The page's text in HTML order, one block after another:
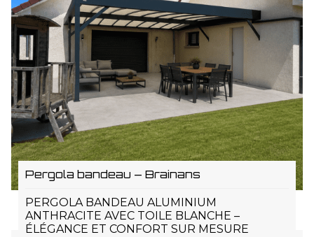
Pergola bandeau – Brainans
PERGOLA BANDEAU ALUMINIUM
ANTHRACITE AVEC TOILE BLANCHE –
ÉLÉGANCE ET CONFORT SUR MESURE